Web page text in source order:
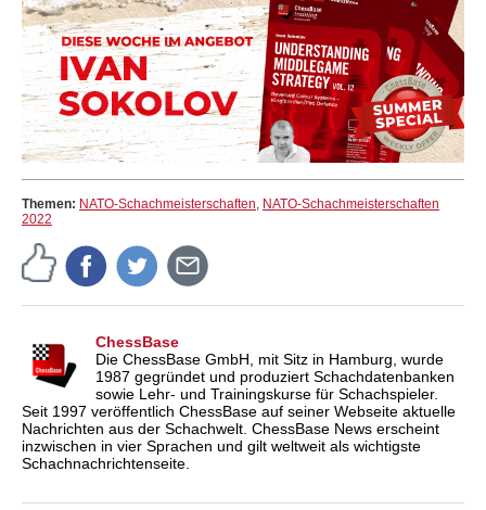
Themen: NATO-Schachmeisterschaften, NATO-Schachmeisterschaften
2022
ChessBase
Die ChessBase GmbH, mit Sitz in Hamburg, wurde
1987 gegründet und produziert Schachdatenbanken
sowie Lehr- und Trainingskurse für Schachspieler.
Seit 1997 veröffentlich ChessBase auf seiner Webseite aktuelle
Nachrichten aus der Schachwelt. ChessBase News erscheint
inzwischen in vier Sprachen und gilt weltweit als wichtigste
Schachnachrichtenseite.